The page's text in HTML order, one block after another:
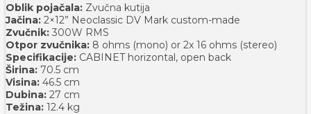
Oblik pojačala: Zvučna kutija
Jačina: 2×12” Neoclassic DV Mark custom-made
Zvučnik: 300W RMS
Otpor zvučnika: 8 ohms (mono) or 2x 16 ohms (stereo)
Specifikacije: CABINET horizontal, open back
Širina: 70.5 cm
Visina: 46.5 cm
Dubina: 27 cm
Težina: 12.4 kg